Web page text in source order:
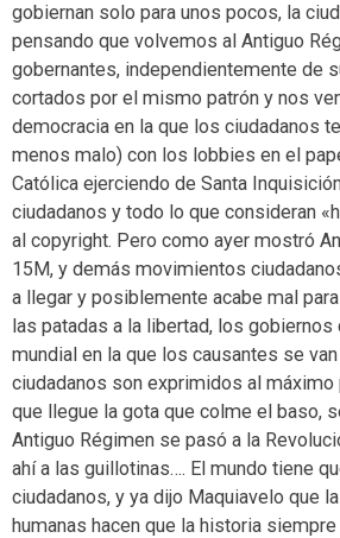
gobiernan solo para unos pocos, la
pensando que volvemos al Antiguo
gobernantes, independientemente de
cortados por el mismo patrón y nos
democracia en la que los ciudadanos
menos malo) con los lobbies en el
Católica ejerciendo de Santa
ciudadanos y todo lo que consideran
al copyright. Pero como ayer mostró
15M, y demás movimientos
a llegar y posiblemente acabe mal
las patadas a la libertad, los
mundial en la que los causantes se
ciudadanos son exprimidos al máximo
que llegue la gota que colme el baso,
Antiguo Régimen se pasó a la
ahí a las guillotinas…. El mundo tiene
ciudadanos, y ya dijo Maquiavelo que
humanas hacen que la historia